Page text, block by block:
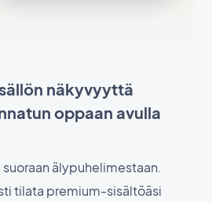
näkyvyyttä
oppaan avulla
älypuhelimestaan.
tilata premium-sisältöäsi